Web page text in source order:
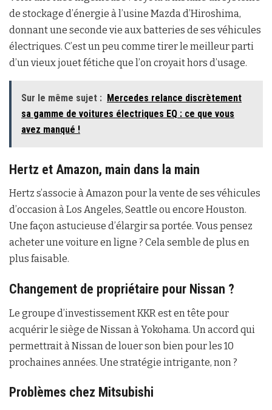
de stockage d’énergie à l’usine Mazda d’Hiroshima,
donnant une seconde vie aux batteries de ses véhicules
électriques. C’est un peu comme tirer le meilleur parti
d’un vieux jouet fétiche que l’on croyait hors d’usage.
Sur le même sujet : Mercedes relance discrètement
sa gamme de voitures électriques EQ : ce que vous
avez manqué !
Hertz et Amazon, main dans la main
Hertz s’associe à Amazon pour la vente de ses véhicules
d’occasion à Los Angeles, Seattle ou encore Houston.
Une façon astucieuse d’élargir sa portée. Vous pensez
acheter une voiture en ligne ? Cela semble de plus en
plus faisable.
Changement de propriétaire pour Nissan ?
Le groupe d’investissement KKR est en tête pour
acquérir le siège de Nissan à Yokohama. Un accord qui
permettrait à Nissan de louer son bien pour les 10
prochaines années. Une stratégie intrigante, non ?
Problèmes chez Mitsubishi